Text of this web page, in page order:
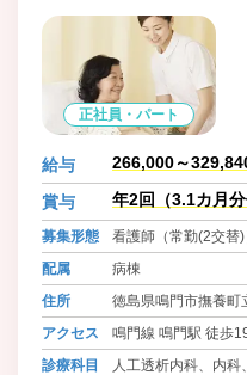
正社員・パート
給与 266,000～
賞与 年2回（3.1カ月分
募集形態
看護師（常勤(2交替)
配属
病棟
住所
徳島県鳴門市撫養町
アクセス
鳴門線 鳴門駅 徒歩
バス 徳島バス 北泊
診療科目
人工透析内科、内